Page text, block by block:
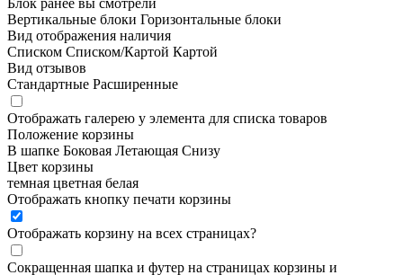
Блок ранее вы смотрели
Вертикальные блоки Горизонтальные блоки
Вид отображения наличия
Списком Списком/Картой Картой
Вид отзывов
Стандартные Расширенные
Отображать галерею у элемента для списка товаров
Положение корзины
В шапке Боковая Летающая Снизу
Цвет корзины
темная цветная белая
Отображать кнопку печати корзины
Отображать корзину на всех страницах?
Сокращенная шапка и футер на страницах корзины и